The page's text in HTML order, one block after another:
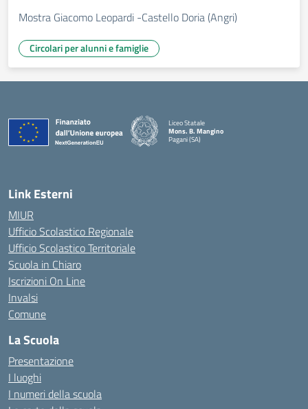
Mostra Giacomo Leopardi -Castello Doria (Angri)
Circolari per alunni e famiglie
Liceo Statale
Mons. B. Mangino
Pagani (SA)
— Visita la pagina iniziale della scuola
Link Esterni
MIUR
Ufficio Scolastico Regionale
Ufficio Scolastico Territoriale
Scuola in Chiaro
Iscrizioni On Line
Invalsi
Comune
La Scuola
Presentazione
I luoghi
I numeri della scuola